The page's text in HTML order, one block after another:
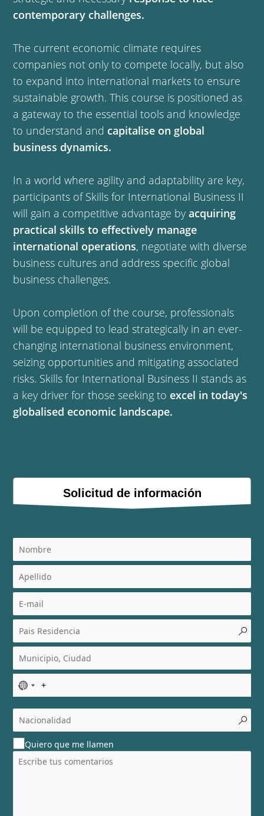
contemporary challenges.
The current economic climate requires
companies not only to compete locally, but also
to expand into international markets to ensure
sustainable growth. This course is positioned as
a gateway to the essential tools and knowledge
to understand and capitalise on global
business dynamics.
In a world where agility and adaptability are key,
participants of Skills for International Business II
will gain a competitive advantage byacquiring
practical skills to effectively manage
international operations, negotiate with diverse
business cultures and address specific global
business challenges.
Upon completion of the course, professionals
will be equipped to lead strategically in an ever-
changing international business environment,
seizing opportunities and mitigating associated
risks. Skills for International Business II stands as
a key driver for those seeking to excel in today's
globalised economic landscape.
Solicitud de información
N
o
c
o
u
n
t
Quiero que me llamen